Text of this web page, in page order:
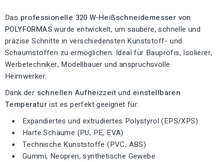
Das professionelle 320 W-Heißschneidemesser von
POLYFORMASwurde entwickelt, um saubere, schnelle und
präzise Schnitte in verschiedensten Kunststoff- und
Schaumstoffen zu ermöglichen. Ideal für Bauprofis, Isolierer,
Werbetechniker, Modellbauer und anspruchsvolle
Heimwerker.
Dank der schnellen Aufheizzeit und einstellbaren
Temperatur ist es perfekt geeignet für:
Expandiertes und extrudiertes Polystyrol (EPS/XPS)
Harte Schäume (PU, PE, EVA)
Technische Kunststoffe (PVC, ABS)
Gummi, Neopren, synthetische Gewebe